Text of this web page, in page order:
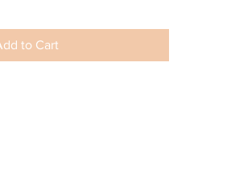
to Cart